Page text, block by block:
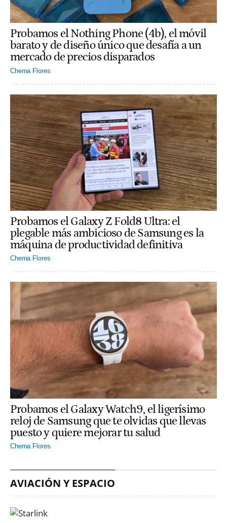
Probamos el Nothing Phone (4b), el móvil
barato y de diseño único que desafía a un
mercado de precios disparados
Chema Flores
Probamos el Galaxy Z Fold8 Ultra: el
plegable más ambicioso de Samsung es la
máquina de productividad definitiva
Chema Flores
Probamos el Galaxy Watch9, el ligerísimo
reloj de Samsung que te olvidas que llevas
puesto y quiere mejorar tu salud
Chema Flores
AVIACIÓN Y ESPACIO